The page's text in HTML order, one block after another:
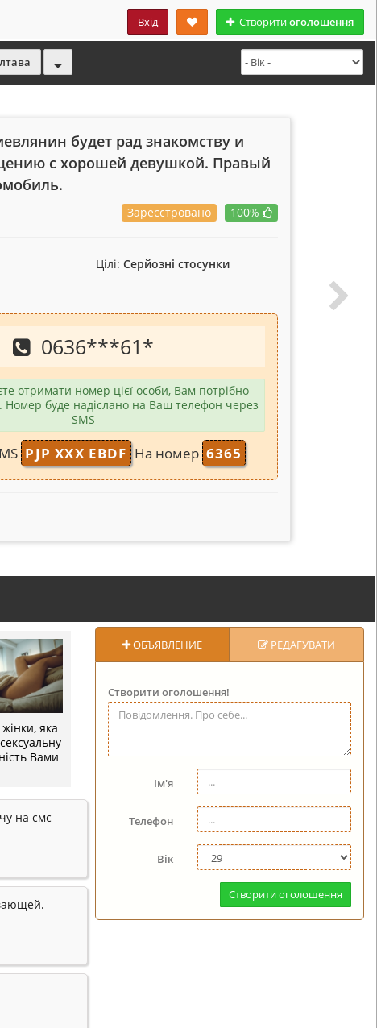
Створитиоголошення
Вхід
будет рад знакомству и
с хорошей девушкой. Правый
100%
Зареєстровано
Цілі: Серйозні стосунки
0636***61*
отримати номер цієї особи, Вам потрібно
Номер буде надіслано на Ваш телефон через
SMS
PJP XXX EBDF На номер 6365
яка
Вами
на смс
.
ОБЪЯВЛЕНИЕ РЕДАГУВАТИ
Створити оголошення!
Ім'я
Телефон
Вік
Створити оголошення